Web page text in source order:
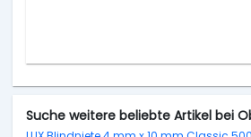
Suche weitere beliebte Artikel bei